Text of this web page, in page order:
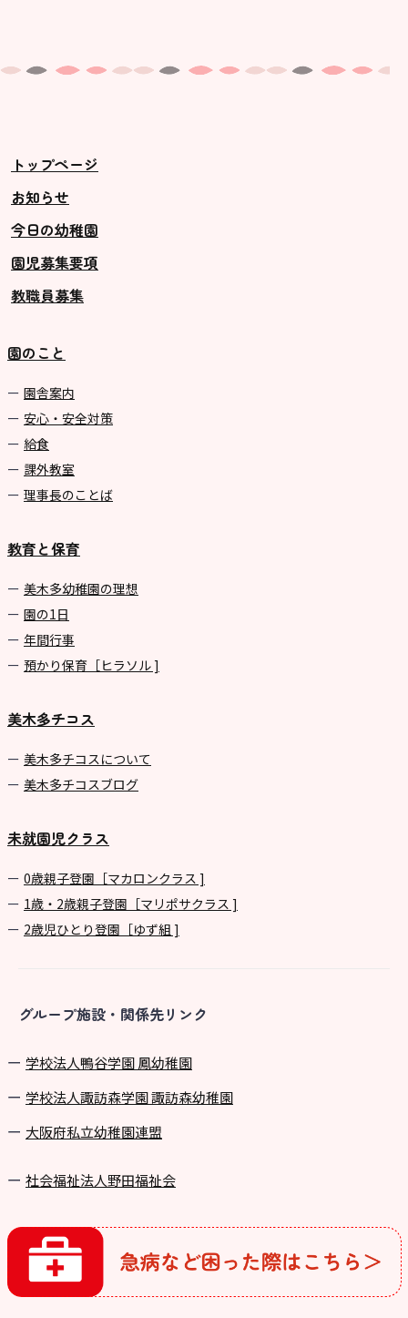
トップページ
お知らせ
今日の幼稚園
園児募集要項
教職員募集
園のこと
園舎案内
安心・安全対策
給食
課外教室
理事長のことば
教育と保育
美⽊多幼稚園の理想
園の1⽇
年間⾏事
預かり保育［ヒラソル ]
美木多チコス
美⽊多チコスについて
美⽊多チコスブログ
未就園児クラス
0歳親子登園［マカロンクラス ]
1歳・2歳親子登園［マリポサクラス ]
2歳児ひとり登園［ゆず組 ]
グループ施設・関係先リンク
学校法⼈鴨⾕学園 鳳幼稚園
学校法⼈諏訪森学園 諏訪森幼稚園
⼤阪府私⽴幼稚園連盟
社会福祉法人野田福祉会